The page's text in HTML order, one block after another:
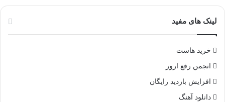
لینک های مفید
خرید هاست
انجمن رفع ارور
افزایش بازدید رایگان
دانلود آهنگ